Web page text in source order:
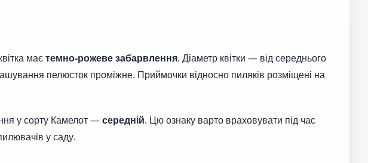
маєтемно-рожеве забарвлення. Діаметр квітки — від середнього
пелюсток проміжне. Приймочки відносно пиляків розміщені на
у сорту Камелот —середній. Цю ознаку варто враховувати під час
у саду.